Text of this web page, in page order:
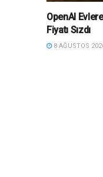
OpenAI
Fiyatı Sızdı
8 AĞUSTOS